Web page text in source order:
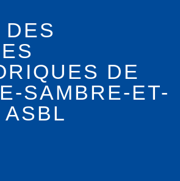
DES
DE
SAMBRE-ET-